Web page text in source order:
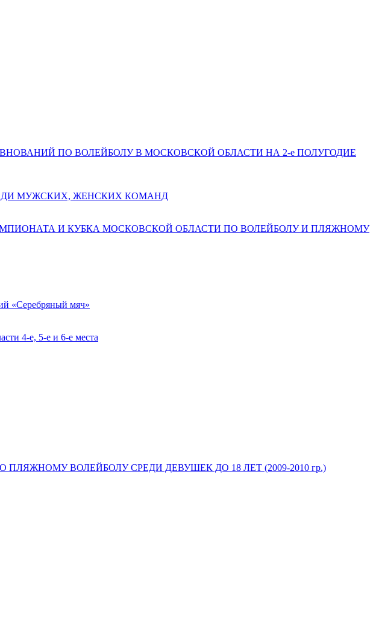
ПО ВОЛЕЙБОЛУ В МОСКОВСКОЙ ОБЛАСТИ НА 2-е ПОЛУГОДИЕ
МУЖСКИХ, ЖЕНСКИХ КОМАНД
И КУБКА МОСКОВСКОЙ ОБЛАСТИ ПО ВОЛЕЙБОЛУ И ПЛЯЖНОМУ
«Серебряный мяч»
4-е, 5-е и 6-е места
ПЛЯЖНОМУ ВОЛЕЙБОЛУ СРЕДИ ДЕВУШЕК ДО 18 ЛЕТ (2009-2010 гр.)